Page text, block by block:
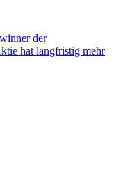
der
hat langfristig mehr